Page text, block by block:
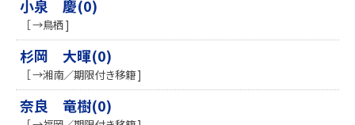
小泉 慶(0)
［ →鳥栖 ]
杉岡 大暉(0)
［ →湘南／期限付き移籍 ]
奈良 竜樹(0)